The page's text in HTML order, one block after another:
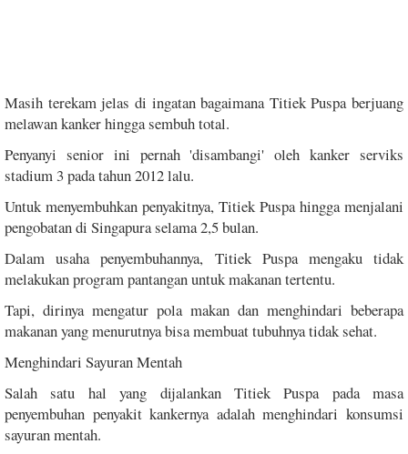
Masih terekam jelas di ingatan bagaimana Titiek Puspa berjuang
melawan kanker hingga sembuh total.
Penyanyi senior ini pernah 'disambangi' oleh kanker serviks
stadium 3 pada tahun 2012 lalu.
Untuk menyembuhkan penyakitnya, Titiek Puspa hingga menjalani
pengobatan di Singapura selama 2,5 bulan.
Dalam usaha penyembuhannya, Titiek Puspa mengaku tidak
melakukan program pantangan untuk makanan tertentu.
Tapi, dirinya mengatur pola makan dan menghindari beberapa
makanan yang menurutnya bisa membuat tubuhnya tidak sehat.
Menghindari Sayuran Mentah
Salah satu hal yang dijalankan Titiek Puspa pada masa
penyembuhan penyakit kankernya adalah menghindari konsumsi
sayuran mentah.